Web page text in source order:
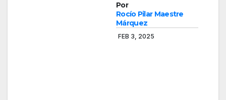
Por
Rocío Pilar Maestre
Márquez
FEB 3, 2025